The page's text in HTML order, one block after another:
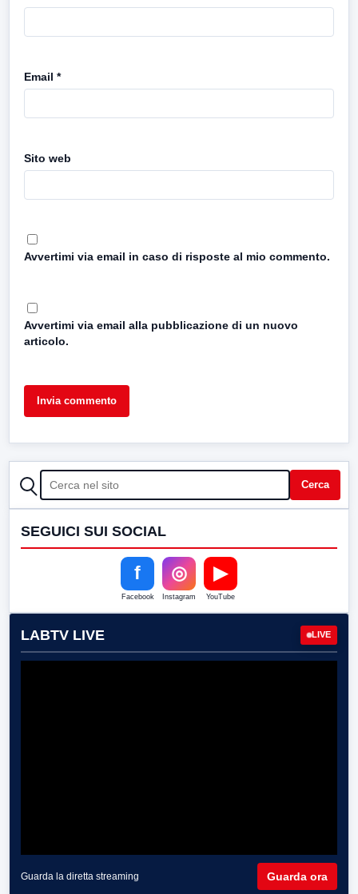
Email *
Sito web
Avvertimi via email in caso di risposte al mio commento.
Avvertimi via email alla pubblicazione di un nuovo
articolo.
CERCA Cerca
SEGUICI SUI SOCIAL
f
Facebook
◎
Instagram
▶
YouTube
LABTV LIVE LIVE
Guarda la diretta streaming Guarda ora